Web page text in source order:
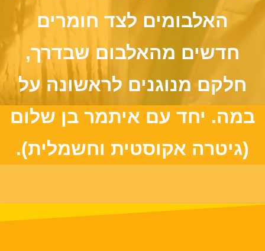
האלבומים לצד חומרים
חדשים מהאלבום שבדרך,
חלקם מנוגנים לראשונה על
במה. יחד עם איתמר בן שלום
(גיטרה אקוסטית וחשמלית).